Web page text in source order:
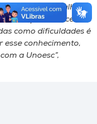
de trabalho já
para vencer
como dificuldades é
esse conhecimento,
a Unoesc”,